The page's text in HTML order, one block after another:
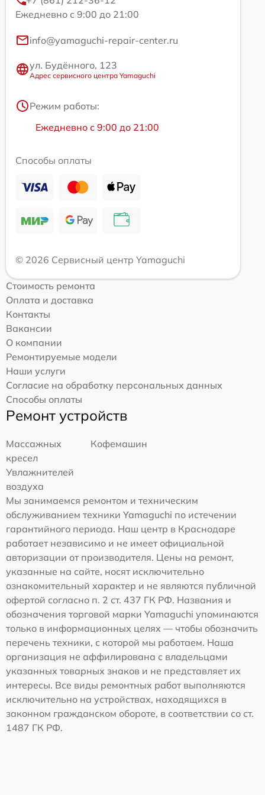
Ежедневно с 9:00 до 21:00
info@yamaguchi-repair-center.ru
ул. Будённого, 123
Адрес сервисного центра Yamaguchi
Режим работы:
Ежедневно с 9:00 до 21:00
Способы оплаты
© 2026 Сервисный центр Yamaguchi
Стоимость ремонта
Оплата и доставка
Контакты
Вакансии
О компании
Ремонтируемые модели
Наши услуги
Согласие на обработку персональных данных
Способы оплаты
Ремонт устройств
Массажных
кресел
Кофемашин
Увлажнителей
воздуха
Мы занимаемся ремонтом и техническим
обслуживанием техники Yamaguchi по истечении
гарантийного периода. Наш центр в Краснодаре
работает независимо и не имеет официальной
авторизации от производителя. Цены на ремонт,
указанные на сайте, носят исключительно
ознакомительный характер и не являются публичной
офертой согласно п. 2 ст. 437 ГК РФ. Названия и
обозначения торговой марки Yamaguchi упоминаются
только в информационных целях — чтобы обозначить
перечень техники, с которой мы работаем. Наша
организация не аффилирована с владельцами
указанных товарных знаков и не представляет их
интересы. Все виды ремонтных работ выполняются
исключительно на устройствах, находящихся в
законном гражданском обороте, в соответствии со ст.
1487 ГК РФ.